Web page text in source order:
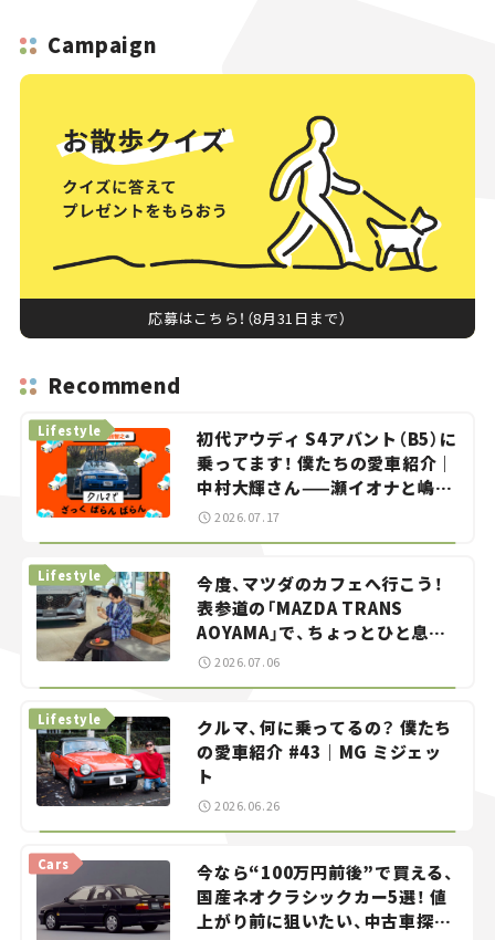
Campaign
応募はこちら！（8月31日まで）
Recommend
初代アウディ S4アバント（B5）に
乗ってます！ 僕たちの愛車紹介｜
中村大輝さん——瀬イオナと嶋田
智之の「クルマでざっくばらんば
Lifestyle
2026.07.17
今度、マツダのカフェへ行こう！
表参道の「MAZDA TRANS
AOYAMA」で、ちょっとひと息。
——連載｜CCGとクルマでどうす
Lifestyle
2026.07.06
クルマ、何に乗ってるの？ 僕たち
の愛車紹介 #43｜MG ミジェッ
ト
Lifestyle
2026.06.26
今なら“100万円前後”で買える、
国産ネオクラシックカー5選！ 値
上がり前に狙いたい、中古車探し
Cars